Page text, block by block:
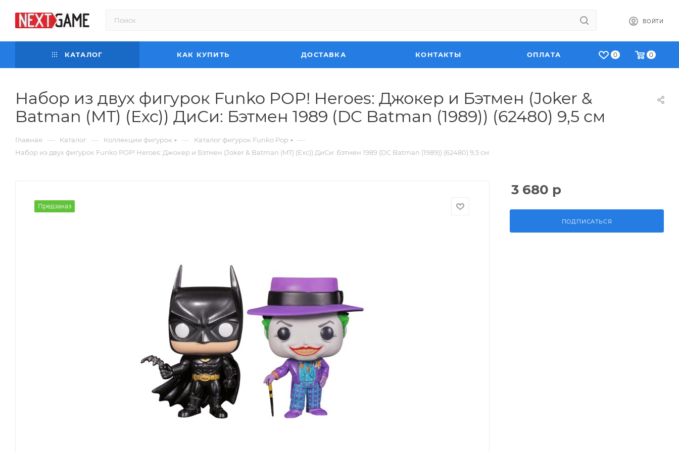
ВОЙТИ
0 0
КАТАЛОГ КАК КУПИТЬ ДОСТАВКА КОНТАКТЫ ОПЛАТА
Набор из двух фигурок Funko POP! Heroes: Джокер и Бэтмен (Joker &
Batman (MT) (Exc)) ДиСи: Бэтмен 1989 (DC Batman (1989)) (62480) 9,5 см
Главная — Каталог — Коллекции фигурок — Каталог фигурок Funko Pop —
Набор из двух фигурок Funko POP! Heroes: Джокер и Бэтмен (Joker & Batman (MT) (Exc)) ДиСи: Бэтмен 1989 (DC Batman (1989)) (62480) 9,5 см
Предзаказ
3 680 р
ПОДПИСАТЬСЯ